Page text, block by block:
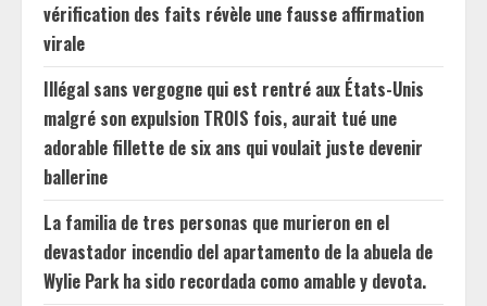
vérification des faits révèle une fausse affirmation
virale
Illégal sans vergogne qui est rentré aux États-Unis
malgré son expulsion TROIS fois, aurait tué une
adorable fillette de six ans qui voulait juste devenir
ballerine
La familia de tres personas que murieron en el
devastador incendio del apartamento de la abuela de
Wylie Park ha sido recordada como amable y devota.